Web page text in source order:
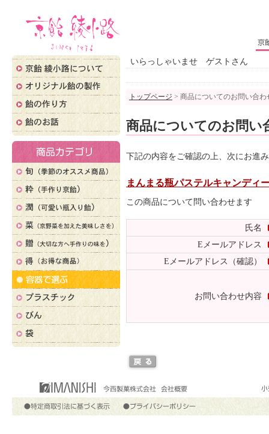
いらっしゃいませ ゲストさん
トップページ > 商品についてのお問い合わ
商品についてのお問い
下記の内容をご確認の上、次にお進
まんまる瓶パステルキャンディ
この商品について問い合わせます
氏名
Eメールアドレス
Eメールアドレス（確認）
お問い合わせ内容